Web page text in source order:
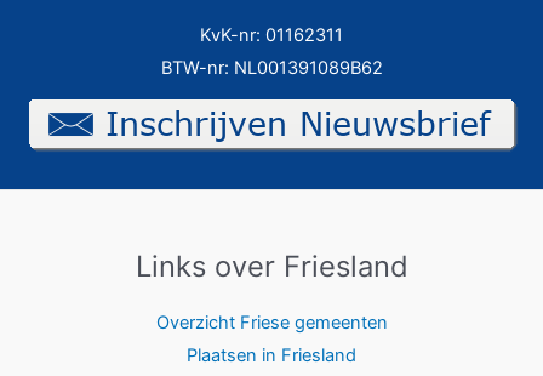
KvK-nr: 01162311
BTW-nr: NL001391089B62
Links over Friesland
Overzicht Friese gemeenten
Plaatsen in Friesland